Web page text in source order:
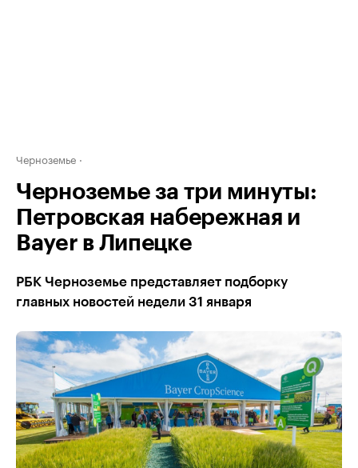
Черноземье
Черноземье за три минуты:
Петровская набережная и
Bayer в Липецке
РБК Черноземье представляет подборку
главных новостей недели 31 января